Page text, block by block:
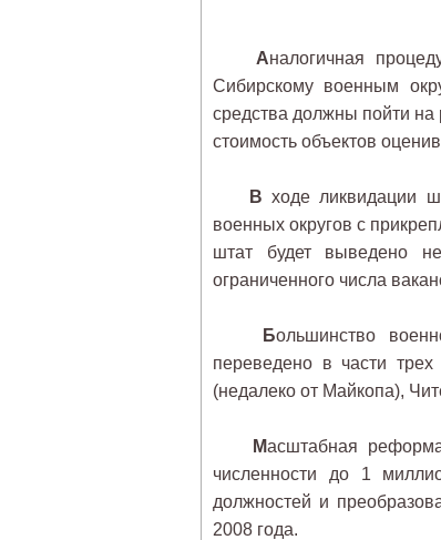
Аналогичная
Сибирскому военным
средства должны пойти
стоимость объектов
В ходе ликвидации
военных округов с
штат будет выведено
ограниченного числа
Большинство
переведено в части
(недалеко от Майкопа),
Масштабная
численности до 1
должностей и
2008 года.